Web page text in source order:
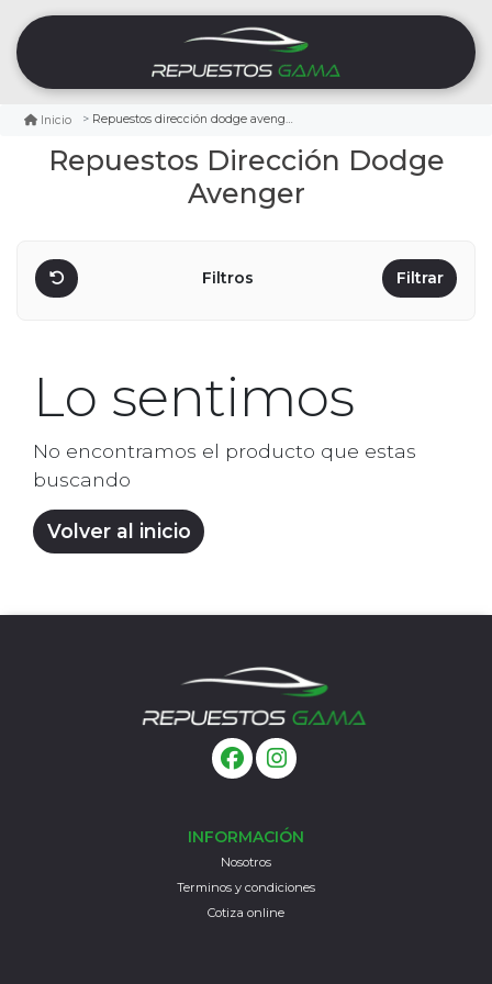
Inicio Repuestos dirección dodge avenger
Repuestos Dirección Dodge
Avenger
Filtros Filtrar
Lo sentimos
No encontramos el producto que estas
buscando
Volver al inicio
INFORMACIÓN
Nosotros
Terminos y condiciones
Cotiza online